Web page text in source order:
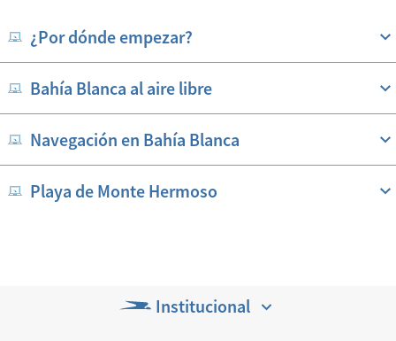
¿Por dónde empezar?
Bahía Blanca al aire libre
Navegación en Bahía Blanca
Playa de Monte Hermoso
Institucional